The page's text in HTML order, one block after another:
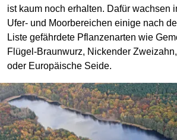
ist kaum noch erhalten. Dafür wachsen
Ufer- und Moorbereichen einige nach
Liste gefährdete Pflanzenarten wie
Flügel-Braunwurz, Nickender
oder Europäische Seide.